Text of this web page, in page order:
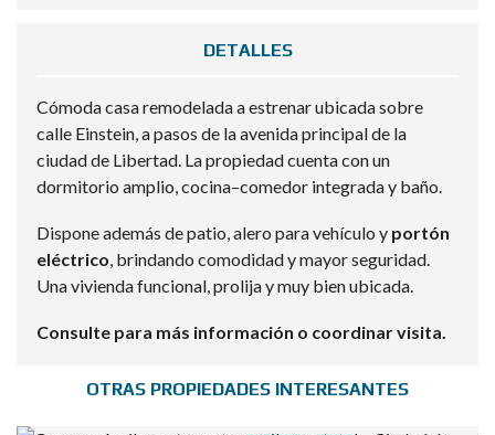
DETALLES
Cómoda casa remodelada a estrenar ubicada sobre
calle Einstein, a pasos de la avenida principal de la
ciudad de Libertad. La propiedad cuenta con un
dormitorio amplio, cocina–comedor integrada y baño.
Dispone además de patio, alero para vehículo y portón
eléctrico, brindando comodidad y mayor seguridad.
Una vivienda funcional, prolija y muy bien ubicada.
Consulte para más información o coordinar visita.
OTRAS PROPIEDADES INTERESANTES